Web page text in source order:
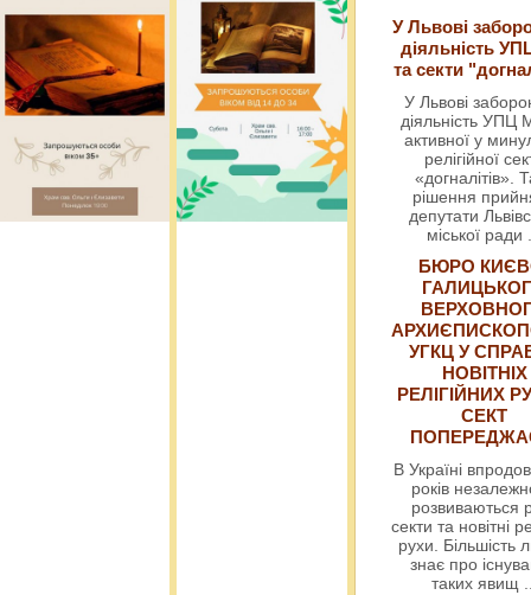
У Львові
діяльність
та секти
У Львові
діяльність УПЦ
активної у
релігійної
«догналітів».
рішення
депутати
міської ради
БЮРО
УГКЦ У
НОВІТНІХ
РЕЛІГІЙНИХ
СЕКТ
В Україні
років
розвиваються
секти та новітні
рухи. Більшість
знає про
таких явищ